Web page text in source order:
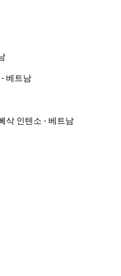
베트남
삭 인텐소 - 베트남